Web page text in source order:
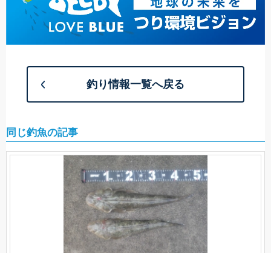
釣り情報一覧へ戻る
同じ釣魚の記事